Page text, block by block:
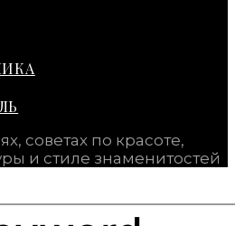
советах по красоте,
и стиле знаменитостей